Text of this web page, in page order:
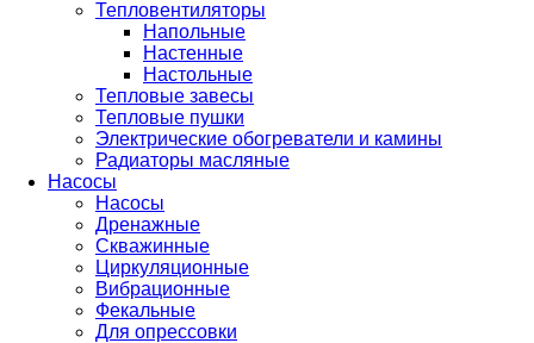
Тепловентиляторы
Напольные
Настенные
Настольные
Тепловые завесы
Тепловые пушки
Электрические обогреватели и камины
Радиаторы масляные
Насосы
Насосы
Дренажные
Скважинные
Циркуляционные
Вибрационные
Фекальные
Для опрессовки